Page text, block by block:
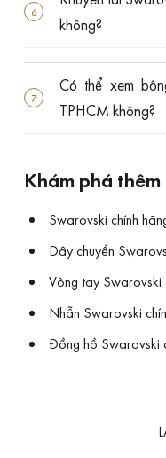
không?
Có thể xem
TPHCM không?
Khám phá
Swarovski chính
Dây chuyền
Vòng tay Swarovski
Nhẫn Swarovski
Đồng hồ Swarovski